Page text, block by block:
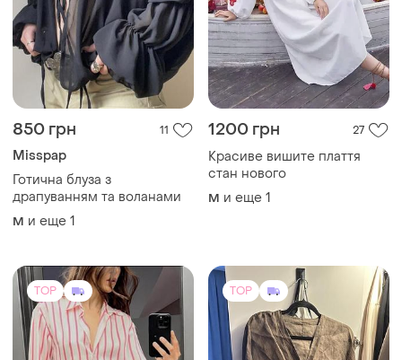
850 грн 11
Misspap
Готична блуза з
драпуванням та воланами
M и еще 1
1200 грн
Красиве вишите плаття
стан нового
M и еще 1
TOP